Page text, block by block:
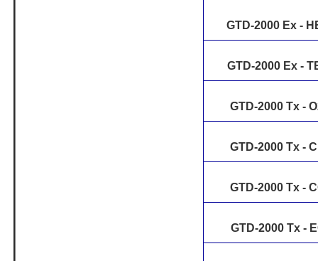
GTD-2000 Ex -
GTD-2000 Ex -
GTD-2000 Tx -
GTD-2000 Tx -
GTD-2000 Tx -
GTD-2000 Tx -